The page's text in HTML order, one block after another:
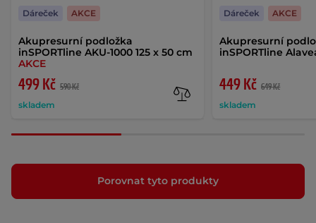
Akupresurní podložka
inSPORTline AKU-1000 125 x 50 cm
AKCE
499 Kč 590 Kč
skladem
Dáreček AKCE
Akupresurní
inSPORTline
449 Kč 649 Kč
skladem
Dáreček AKCE
Porovnat tyto produkty